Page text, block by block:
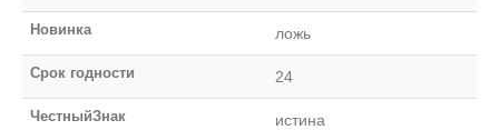
Новинка ложь
Срок годности 24
ЧестныйЗнак истина